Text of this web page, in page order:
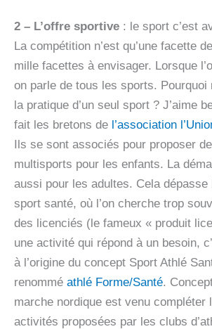
2 – L’offre sportive : le sport c’est
La compétition n’est qu’une facette
mille facettes à envisager. Lorsque
on parle de tous les sports. Pourquoi
la pratique d’un seul sport ? J’aime
fait les bretons de l’association
Ils se sont associés pour proposer
multisports pour les enfants. La
aussi pour les adultes. Cela dépasse
sport santé, où l’on cherche trop
des licenciés (le fameux « produit
une activité qui répond à un besoin,
à l’origine du concept Sport Athlé
renommé athlé Forme/Santé.
marche nordique est venu compléter
activités proposées par les clubs